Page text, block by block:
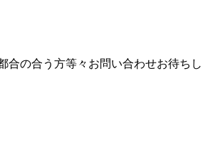
合の合う方等々お問い合わせお待ちし